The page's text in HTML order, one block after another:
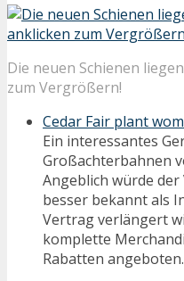
Die neuen Schienen
zum Vergrößern!
Cedar Fair plant
Ein interessantes
Großachterbahnen
Angeblich würde
besser bekannt als
Vertrag verlängert
komplette
Rabatten angeboten.